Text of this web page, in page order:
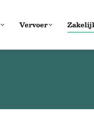
Vervoer